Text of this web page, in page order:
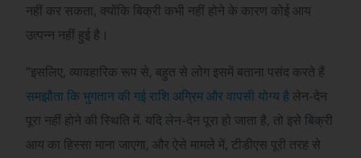
नहीं कर सकता, क्योंकि बिक्री कभी नहीं होने के कारण कोई आय
उत्पन्न नहीं हुई है।
“इसलिए, व्यावहारिक रूप से, बहुत से लोग इसमें बताना पसंद करते हैं
समझौता कि भुगतान की गई राशि अग्रिम और वापसी योग्य हैलेन-देन
पूरा नहीं होने की स्थिति में. यदि लेन-देन पूरा हो जाता है, तो इसे बिक्री
आय का हिस्सा माना जाएगा, और ऐसे मामले में, टीडीएस पूरी तरह से